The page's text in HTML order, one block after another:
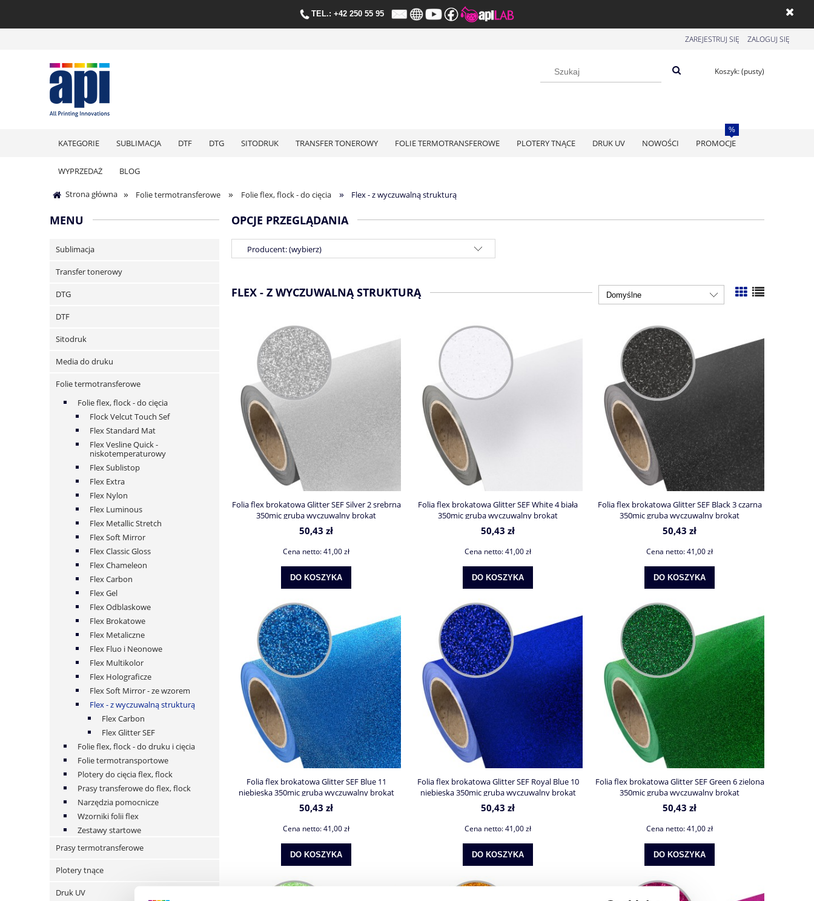
TE L.: +42 250 55 95
ZAREJESTRUJ SIĘ ZALOGUJ SIĘ
Koszyk:(pusty)
KATEGORIE SUBLIMACJA DTF DTG SITODRUK TRANSFER TONEROWY FOLIE TERMOTRANSFEROWE PLOTERY TNĄCE DRUK UV NOWOŚCI PROMOCJE
WYPRZEDAŻ BLOG
Strona główna » Folie termotransferowe » Folie flex, flock - do cięcia » Flex - z wyczuwalną strukturą
MENU
Sublimacja
Transfer tonerowy
DTG
DTF
Sitodruk
Media do druku
Folie termotransferowe
Folie flex, flock - do cięcia
Flock Velcut Touch Sef
Flex Standard Mat
Flex Vesline Quick -
niskotemperaturowy
Flex Sublistop
Flex Extra
Flex Nylon
Flex Luminous
Flex Metallic Stretch
Flex Soft Mirror
Flex Classic Gloss
Flex Chameleon
Flex Carbon
Flex Gel
Flex Odblaskowe
Flex Brokatowe
Flex Metaliczne
Flex Fluo i Neonowe
Flex Multikolor
Flex Holograficze
Flex Soft Mirror - ze wzorem
Flex - z wyczuwalną strukturą
Flex Carbon
Flex Glitter SEF
Folie flex, flock - do druku i cięcia
Folie termotransportowe
Plotery do cięcia flex, flock
Prasy transferowe do flex, flock
Narzędzia pomocnicze
Wzorniki folii flex
Zestawy startowe
Prasy termotransferowe
Plotery tnące
Druk UV
OPCJE PRZEGLĄDANIA
Producent: (wybierz)
FLEX - Z WYCZUWALNĄ STRUKTURĄ
Folia flex brokatowa Glitter SEF Silver 2 srebrna
350mic gruba wyczuwalny brokat
50,43 zł
Cena netto:41,00 zł
DO KOSZYKA
Folia flex brokatowa Glitter SEF White 4 biała
350mic gruba wyczuwalny brokat
50,43 zł
Cena netto:41,00 zł
DO KOSZYKA
Folia flex brokatowa Glitter SEF Black 3 czarna
350mic gruba wyczuwalny brokat
50,43 zł
Cena netto:41,00 zł
DO KOSZYKA
Folia flex brokatowa Glitter SEF Blue 11
niebieska 350mic gruba wyczuwalny brokat
50,43 zł
Cena netto:41,00 zł
DO KOSZYKA
Folia flex brokatowa Glitter SEF Royal Blue 10
niebieska 350mic gruba wyczuwalny brokat
50,43 zł
Cena netto:41,00 zł
DO KOSZYKA
Folia flex brokatowa Glitter SEF Green 6 zielona
350mic gruba wyczuwalny brokat
50,43 zł
Cena netto:41,00 zł
DO KOSZYKA